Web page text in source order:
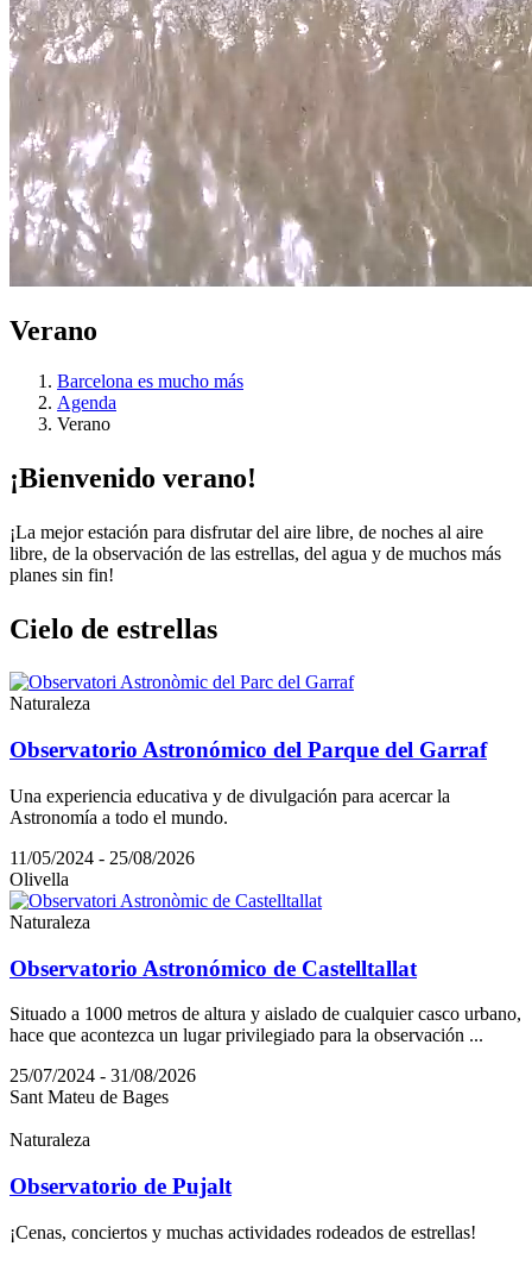
Verano
Barcelona es mucho más
Agenda
Verano
¡Bienvenido verano!
¡La mejor estación para disfrutar del aire libre, de noches al aire
libre, de la observación de las estrellas, del agua y de muchos más
planes sin fin!
Cielo de estrellas
Naturaleza
Observatorio Astronómico del Parque del Garraf
Una experiencia educativa y de divulgación para acercar la
Astronomía a todo el mundo.
11/05/2024 - 25/08/2026
Olivella
Naturaleza
Observatorio Astronómico de Castelltallat
Situado a 1000 metros de altura y aislado de cualquier casco urbano,
hace que acontezca un lugar privilegiado para la observación ...
25/07/2024 - 31/08/2026
Sant Mateu de Bages
Naturaleza
Observatorio de Pujalt
¡Cenas, conciertos y muchas actividades rodeados de estrellas!